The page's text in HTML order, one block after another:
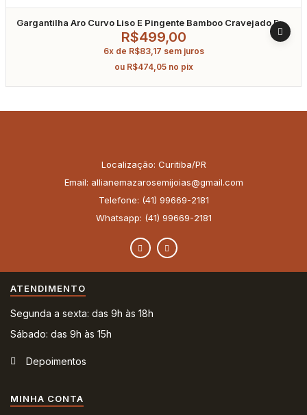
Gargantilha Aro Curvo Liso E Pingente Bamboo Cravejado Em
Zircônia Banhado A OuroR$499,00
6x de R$83,17 sem juros
ou R$474,05 no pix
Localização: Curitiba/PR
Email: allianemazarosemijoias@gmail.com
Telefone: (41) 99669-2181
Whatsapp: (41) 99669-2181
ATENDIMENTO
Segunda a sexta: das 9h às 18h
Sábado: das 9h às 15h
Depoimentos
MINHA CONTA